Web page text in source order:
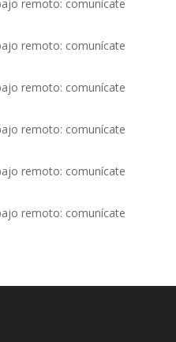
remoto: comunícate
remoto: comunícate
remoto: comunícate
remoto: comunícate
remoto: comunícate
remoto: comunícate